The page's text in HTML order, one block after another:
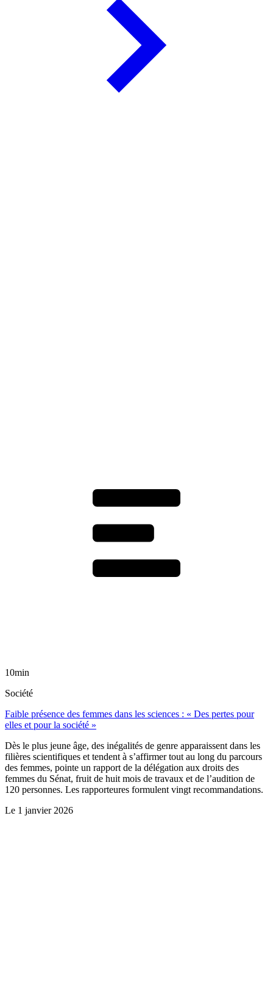
10min
Société
Faible présence des femmes dans les sciences : « Des pertes pour
elles et pour la société »
Dès le plus jeune âge, des inégalités de genre apparaissent dans les
filières scientifiques et tendent à s’affirmer tout au long du parcours
des femmes, pointe un rapport de la délégation aux droits des
femmes du Sénat, fruit de huit mois de travaux et de l’audition de
120 personnes. Les rapporteures formulent vingt recommandations.
Le 1 janvier 2026